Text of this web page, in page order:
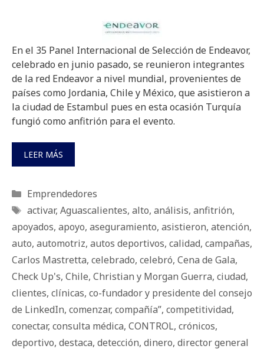
En el 35 Panel Internacional de Selección de Endeavor,
celebrado en junio pasado, se reunieron integrantes
de la red Endeavor a nivel mundial, provenientes de
países como Jordania, Chile y México, que asistieron a
la ciudad de Estambul pues en esta ocasión Turquía
fungió como anfitrión para el evento.
LEER MÁS
Categorías
Emprendedores
Etiquetas
activar, Aguascalientes, alto, análisis, anfitrión,
apoyados, apoyo, aseguramiento, asistieron, atención,
auto, automotriz, autos deportivos, calidad, campañas,
Carlos Mastretta, celebrado, celebró, Cena de Gala,
Check Up's, Chile, Christian y Morgan Guerra, ciudad,
clientes, clínicas, co-fundador y presidente del consejo
de LinkedIn, comenzar, compañía”, competitividad,
conectar, consulta médica, CONTROL, crónicos,
deportivo, destaca, detección, dinero, director general